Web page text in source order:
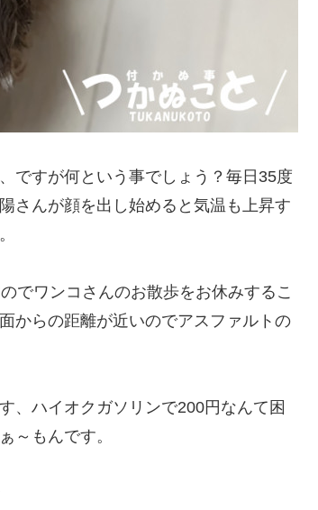
ですが何という事でしょう？毎日35度
さんが顔を出し始めると気温も上昇す
でワンコさんのお散歩をお休みするこ
からの距離が近いのでアスファルトの
、ハイオクガソリンで200円なんて困
～もんです。